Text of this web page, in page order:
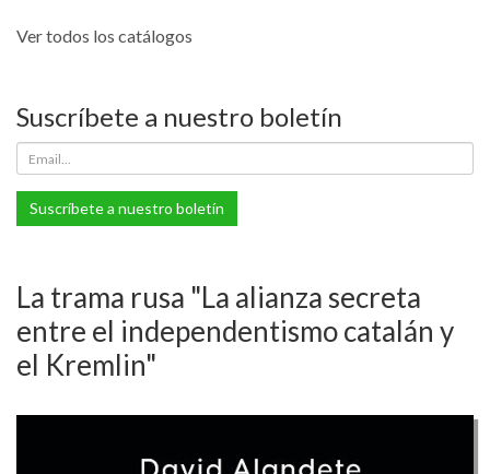
Ver todos los catálogos
Suscríbete a nuestro boletín
Suscríbete a nuestro boletín
La trama rusa "La alianza secreta
entre el independentismo catalán y
el Kremlin"